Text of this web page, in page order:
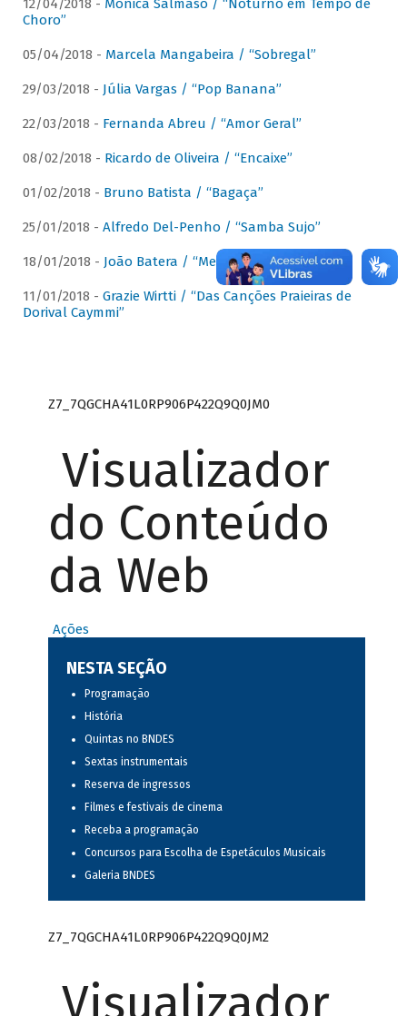
12/04/2018 - Mônica Salmaso / “Noturno em Tempo de
Choro”
05/04/2018 - Marcela Mangabeira / “Sobregal”
29/03/2018 - Júlia Vargas / “Pop Banana”
22/03/2018 - Fernanda Abreu / “Amor Geral”
08/02/2018 - Ricardo de Oliveira / “Encaixe”
01/02/2018 - Bruno Batista / “Bagaça”
25/01/2018 - Alfredo Del-Penho / “Samba Sujo”
18/01/2018 - João Batera / “Meu Pandeiro”
11/01/2018 - Grazie Wirtti / “Das Canções Praieiras de
Dorival Caymmi”
Z7_7QGCHA41L0RP906P422Q9Q0JM0
Visualizador
do Conteúdo
da Web
Ações
NESTA SEÇÃO
Programação
História
Quintas no BNDES
Sextas instrumentais
Reserva de ingressos
Filmes e festivais de cinema
Receba a programação
Concursos para Escolha de Espetáculos Musicais
Galeria BNDES
Z7_7QGCHA41L0RP906P422Q9Q0JM2
Visualizador